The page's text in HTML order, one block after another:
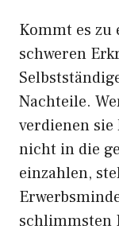
Kommt es zu
schweren
Nachteile.
verdienen sie
nicht in die
einzahlen,
schlimmsten